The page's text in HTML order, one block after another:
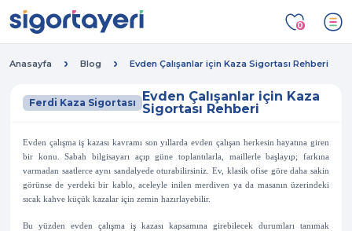
0
Anasayfa Blog Evden Çalışanlar için Kaza Sigortası Rehberi
Ferdi Kaza Sigortası Evden Çalışanlar için Kaza
Sigortası Rehberi
Evden çalışma iş kazası kavramı son yıllarda evden çalışan herkesin hayatına giren
bir konu. Sabah bilgisayarı açıp güne toplantılarla, maillerle başlayıp; farkına
varmadan saatlerce aynı sandalyede oturabilirsiniz. Ev, klasik ofise göre daha sakin
görünse de yerdeki bir kablo, aceleyle inilen merdiven ya da masanın üzerindeki
sıcak kahve küçük kazalar için zemin hazırlayebilir.
Bu yüzden evden çalışma iş kazası kapsamına girebilecek durumları tanımak